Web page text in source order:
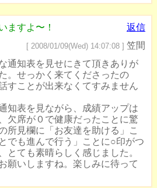
ますよ〜！ 返信
[ 2008/01/09(Wed) 14:07:08 ] 笠間
通知表を見せにきて頂きありが
。せっかく来てくださったの
すことが出来なくてすみません
知表を見ながら、成績アップは
欠席が０で健康だったことに驚
所見欄に「お友達を助ける」こ
でも進んで行う」ことに○印がつ
とても素晴らしく感じました。
願いしますね。楽しみに待って